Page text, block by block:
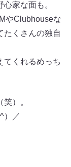
家な面も。
やClubhouseな
たくさんの独自
てくれるめっち
）。
）／